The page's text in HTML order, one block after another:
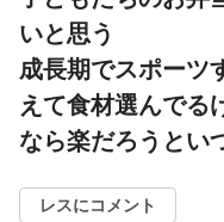
いと思う
成長期でスポーツ
えて食材選んでる
なら楽だろうとい
レスにコメント